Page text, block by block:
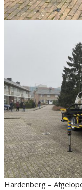
Hardenberg –